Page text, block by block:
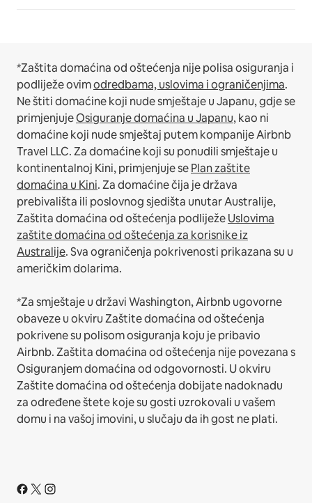
*Zaštita domaćina od oštećenja nije polisa osiguranja i
podliježe ovimodredbama, uslovima i ograničenjima.
Ne štiti domaćine koji nude smještaje u Japanu, gdje se
primjenjujeOsiguranje domaćina u Japanu, kao ni
domaćine koji nude smještaj putem kompanije Airbnb
Travel LLC.Za domaćine koji su ponudili smještaje u
kontinentalnoj Kini, primjenjuje sePlan zaštite
domaćina u Kini.Za domaćine čija je država
prebivališta ili poslovnog sjedišta unutar Australije,
Zaštita domaćina od oštećenja podliježeUslovima
zaštite domaćina od oštećenja za korisnike iz
Australije. Sva ograničenja pokrivenosti prikazana su u
američkim dolarima.
*Za smještaje u državi Washington, Airbnb ugovorne
obaveze u okviru Zaštite domaćina od oštećenja
pokrivene su polisom osiguranja koju je pribavio
Airbnb. Zaštita domaćina od oštećenja nije povezana s
Osiguranjem domaćina od odgovornosti. U okviru
Zaštite domaćina od oštećenja dobijate nadoknadu
za određene štete koje su gosti uzrokovali u vašem
domu i na vašoj imovini, u slučaju da ih gost ne plati.